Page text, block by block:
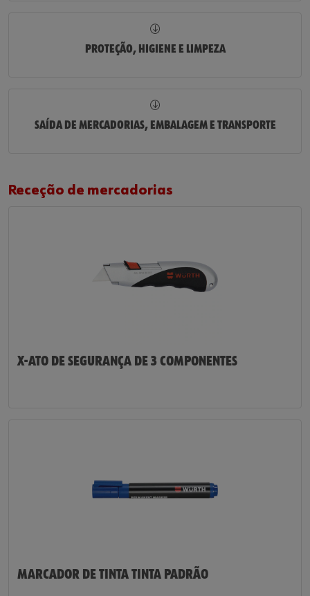
PROTEÇÃO, HIGIENE E LIMPEZA
SAÍDA DE MERCADORIAS, EMBALAGEM E TRANSPORTE
Receção de mercadorias
X-ATO DE SEGURANÇA DE 3 COMPONENTES
MARCADOR DE TINTA TINTA PADRÃO